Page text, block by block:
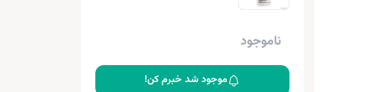
ناموجود
موجود شد خبرم کن!